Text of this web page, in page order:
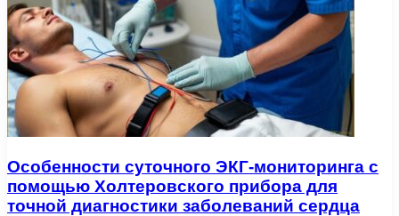
Особенности суточного ЭКГ-мониторинга с
помощью Холтеровского прибора для
точной диагностики заболеваний сердца